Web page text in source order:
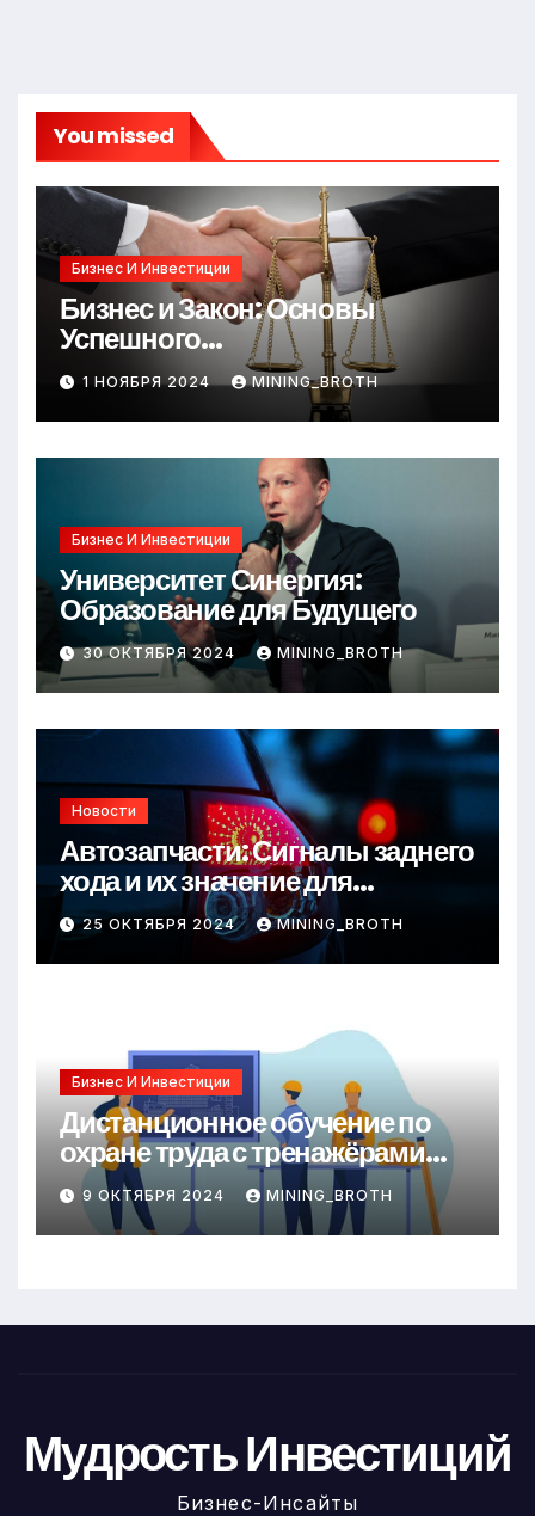
You missed
Бизнес И Инвестиции
Бизнес и Закон: Основы
Успешного
Предпринимательства
1 НОЯБРЯ 2024 MINING_BROTH
Бизнес И Инвестиции
Университет Синергия:
Образование для Будущего
30 ОКТЯБРЯ 2024 MINING_BROTH
Новости
Автозапчасти: Сигналы заднего
хода и их значение для
безопасности на дороге
25 ОКТЯБРЯ 2024 MINING_BROTH
Бизнес И Инвестиции
Дистанционное обучение по
охране труда с тренажёрами
онлайн
9 ОКТЯБРЯ 2024 MINING_BROTH
Мудрость Инвестиций
Бизнес-Инсайты